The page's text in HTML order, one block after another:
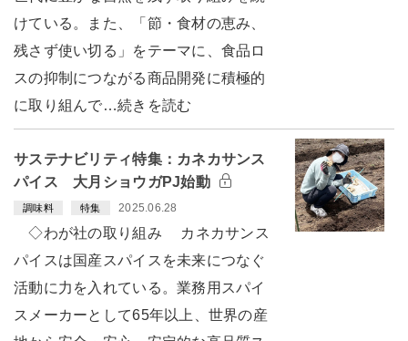
けている。また、「節・食材の恵み、
残さず使い切る」をテーマに、食品ロ
スの抑制につながる商品開発に積極的
に取り組んで…続きを読む
サステナビリティ特集：カネカサンス
パイス 大月ショウガPJ始動
調味料 特集 2025.06.28
◇わが社の取り組み カネカサンス
パイスは国産スパイスを未来につなぐ
活動に力を入れている。業務用スパイ
スメーカーとして65年以上、世界の産